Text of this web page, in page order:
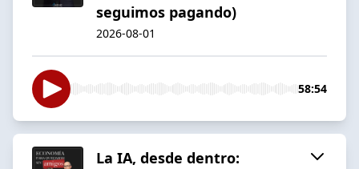
seguimos pagando)
2026-08-01
58:54
La IA, desde dentro: